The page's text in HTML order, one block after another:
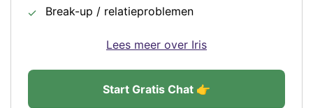
Break-up / relatieproblemen
Start Gratis Chat 👉
Lees meer over Iris